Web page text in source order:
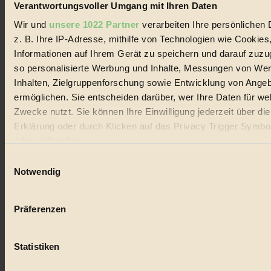
Verantwortungsvoller Umgang mit Ihren Daten
Wir und unsere 1022 Partner verarbeiten Ihre persönlichen
z. B. Ihre IP-Adresse, mithilfe von Technologien wie
Informationen auf Ihrem Gerät zu speichern und darauf
so personalisierte Werbung und Inhalte, Messungen von
Inhalten, Zielgruppenforschung sowie Entwicklung von
ermöglichen. Sie entscheiden darüber, wer Ihre Daten für
Zwecke nutzt. Sie können Ihre Einwilligung jederzeit über
Erklärung oder durch Klicken auf das Privacy Trigger
Wenn Sie es erlauben, würden wir auch gerne:
Ihr Gerät durch aktives Scannen nach bestimmten
Erfahren Sie mehr darüber, wie Ihre persönlichen Daten
Notwendig
Präferenzen
Statistiken
Buchrezension: »Raus aus der
Autokratie«
Literatur & Film
Reisen & Mobilität
Ein Buch für alle, die mehr über Katja Diehls Sicht auf die
Mobilitätswende wissen möchten...